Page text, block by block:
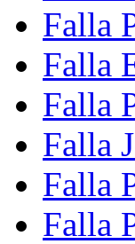
Falla
Falla
Falla
Falla
Falla
Falla